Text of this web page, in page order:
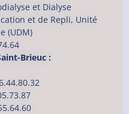
et Dialyse
et de Repli, Unité
(UDM)
Brieuc :